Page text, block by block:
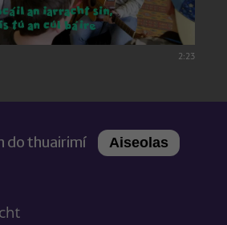
2:23
do thuairimí Aiseolas